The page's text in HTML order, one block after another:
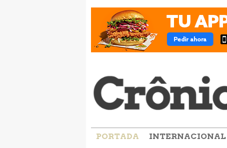
PORTADA INTERNACIONAL